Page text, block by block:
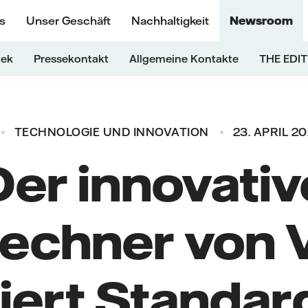
Unser Geschäft Nachhaltigkeit Newsroom
Pressekontakt Allgemeine Kontakte THE
TECHNOLOGIE UND INNOVATION 23. APRIL
von